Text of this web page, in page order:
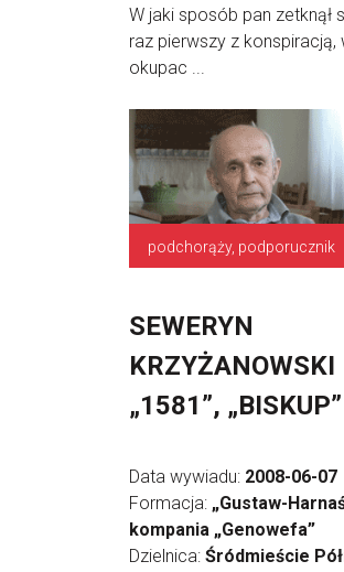
W jaki sposób pan zetknął
raz pierwszy z konspiracją,
okupac ...
podchorąży, podporucznik
SEWERYN
KRZYŻANOWSKI
„1581”, „BISKUP”
Data wywiadu: 2008-06-07
Formacja: „Gustaw-
kompania „Genowefa”
Dzielnica: Śródmieście